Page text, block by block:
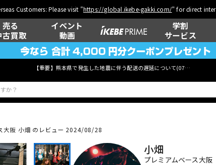
Customers: Please visit "https://global.ikebe-gakki.com/" for direct
売る
古買取
イベント
動画
学割
サービス
【重要】熊本県で発生した地震に伴う配送の遅延について(07月29日
ベース
大阪 小畑 のレビュー 2024/08/28
小畑
プレミアムベース大阪